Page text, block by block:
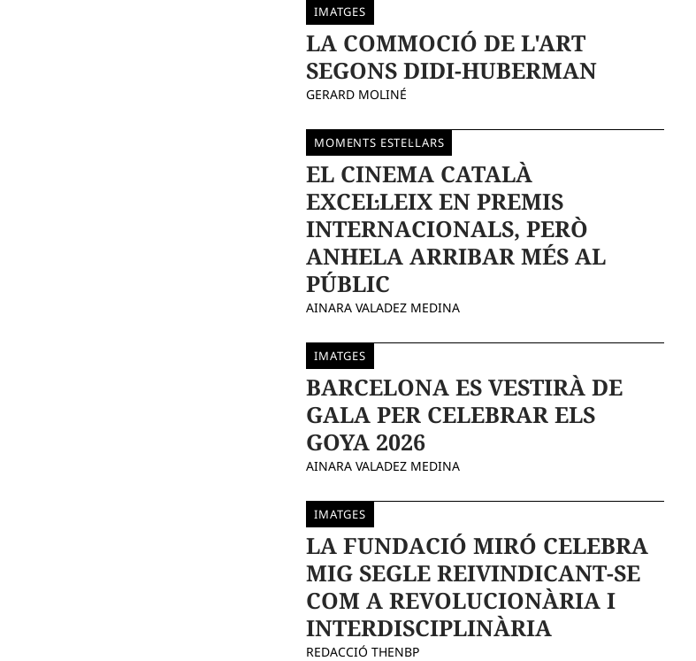
IMATGES
LA COMMOCIÓ DE L'ART
SEGONS DIDI-HUBERMAN
GERARD MOLINÉ
MOMENTS ESTEL·LARS
EL CINEMA CATALÀ
EXCEL·LEIX EN PREMIS
INTERNACIONALS, PERÒ
ANHELA ARRIBAR MÉS AL
PÚBLIC
AINARA VALADEZ MEDINA
IMATGES
BARCELONA ES VESTIRÀ DE
GALA PER CELEBRAR ELS
GOYA 2026
AINARA VALADEZ MEDINA
IMATGES
LA FUNDACIÓ MIRÓ CELEBRA
MIG SEGLE REIVINDICANT-SE
COM A REVOLUCIONÀRIA I
INTERDISCIPLINÀRIA
REDACCIÓ THENBP